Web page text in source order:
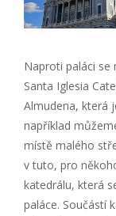
Naproti paláci se
Santa Iglesia
Almudena, která
například
místě malého
v tuto, pro
katedrálu, která
paláce. Součástí